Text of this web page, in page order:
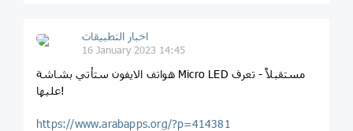
اخبار التطبيقات
16 January 2023 14:45
هواتف الايفون ستأتي بشاشة Micro LED مستقبلاً - تعرف
عليها!
https://www.arabapps.org/?p=414381